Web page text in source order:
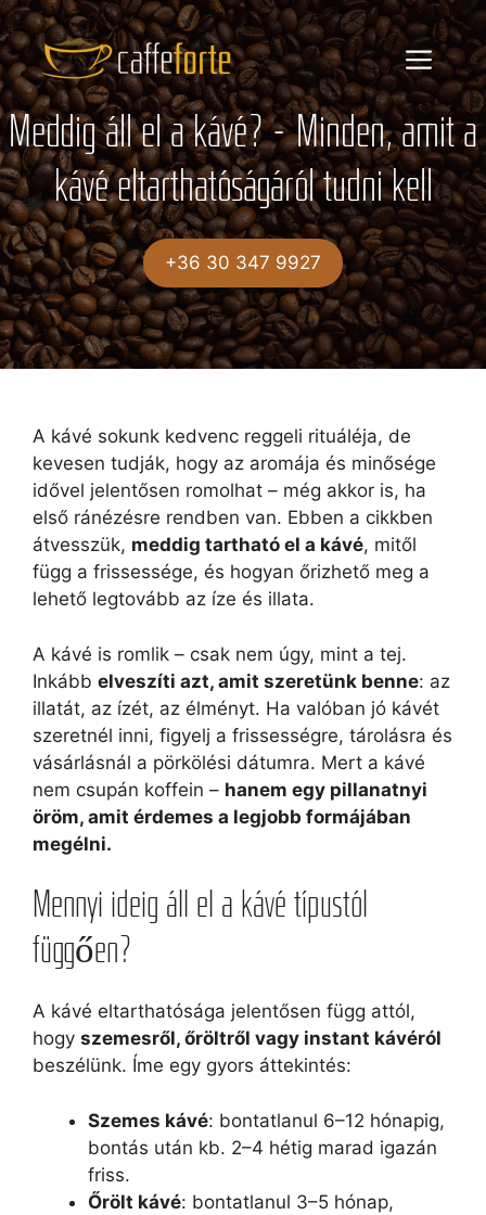
Kilépés
a
tartalomba
Menü
Meddig áll el a kávé? – Minden, amit a
kávé eltarthatóságáról tudni kell
+36 30 347 9927
A kávé sokunk kedvenc reggeli rituáléja, de
kevesen tudják, hogy az aromája és minősége
idővel jelentősen romolhat – még akkor is, ha
első ránézésre rendben van. Ebben a cikkben
átvesszük, meddig tartható el a kávé, mitől
függ a frissessége, és hogyan őrizhető meg a
lehető legtovább az íze és illata.
A kávé is romlik – csak nem úgy, mint a tej.
Inkább elveszíti azt, amit szeretünk benne: az
illatát, az ízét, az élményt. Ha valóban jó kávét
szeretnél inni, figyelj a frissességre, tárolásra és
vásárlásnál a pörkölési dátumra. Mert a kávé
nem csupán koffein – hanem egy pillanatnyi
öröm, amit érdemes a legjobb formájában
megélni.
Mennyi ideig áll el a kávé típustól
függően?
A kávé eltarthatósága jelentősen függ attól,
hogy szemesről, őröltről vagy instant kávéról
beszélünk. Íme egy gyors áttekintés:
Szemes kávé: bontatlanul 6–12 hónapig,
bontás után kb. 2–4 hétig marad igazán
friss.
Őrölt kávé: bontatlanul 3–5 hónap,